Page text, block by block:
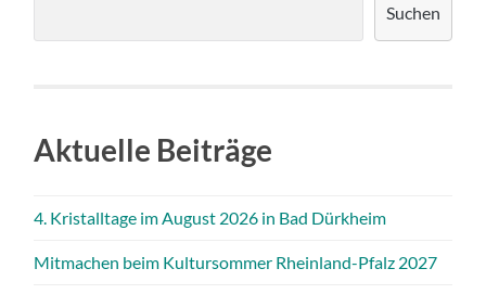
Suchen
Aktuelle Beiträge
4. Kristalltage im August 2026 in Bad Dürkheim
Mitmachen beim Kultursommer Rheinland-Pfalz 2027